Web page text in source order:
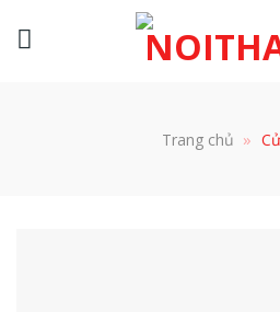
Trang chủ »